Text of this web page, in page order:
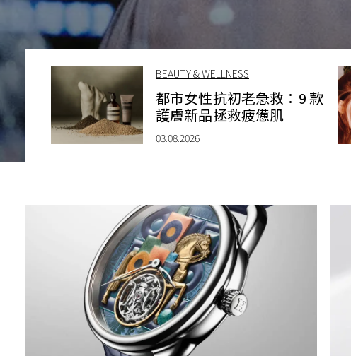
BEAUTY & WELLNESS
都市女性抗初老急救：9 款
護膚新品拯救疲憊肌
03.08.2026